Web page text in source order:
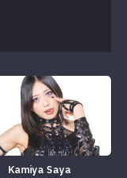
Kamiya Saya